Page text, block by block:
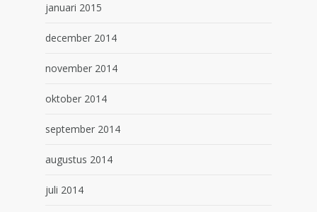
januari 2015
december 2014
november 2014
oktober 2014
september 2014
augustus 2014
juli 2014